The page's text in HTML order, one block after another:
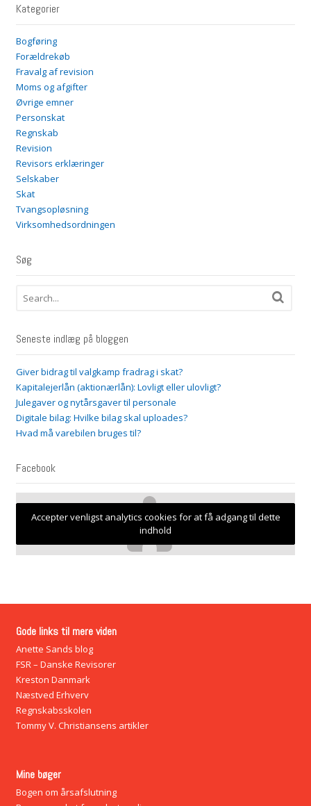
Kategorier
Bogføring
Forældrekøb
Fravalg af revision
Moms og afgifter
Øvrige emner
Personskat
Regnskab
Revision
Revisors erklæringer
Selskaber
Skat
Tvangsopløsning
Virksomhedsordningen
Søg
Seneste indlæg på bloggen
Giver bidrag til valgkamp fradrag i skat?
Kapitalejerlån (aktionærlån): Lovligt eller ulovligt?
Julegaver og nytårsgaver til personale
Digitale bilag: Hvilke bilag skal uploades?
Hvad må varebilen bruges til?
Facebook
Accepter venligst analytics cookies for at få adgang til dette
indhold
Gode links til mere viden
Anette Sands blog
FSR – Danske Revisorer
Kreston Danmark
Næstved Erhverv
Regnskabsskolen
Tommy V. Christiansens artikler
Mine bøger
Bogen om årsafslutning